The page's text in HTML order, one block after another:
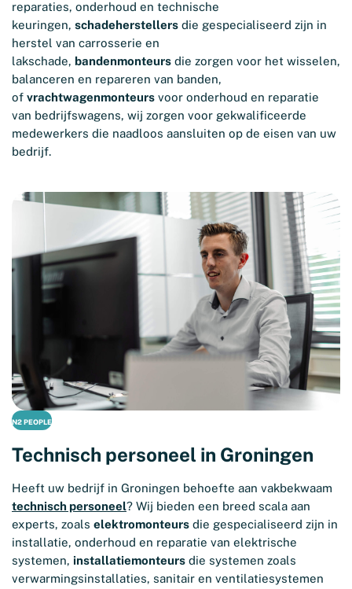
reparaties, onderhoud en technische
keuringen, schadeherstellers die gespecialiseerd zijn in
herstel van carrosserie en
lakschade, bandenmonteurs die zorgen voor het wisselen,
balanceren en repareren van banden,
of vrachtwagenmonteurs voor onderhoud en reparatie
van bedrijfswagens, wij zorgen voor gekwalificeerde
medewerkers die naadloos aansluiten op de eisen van uw
bedrijf.
N2 PEOPLE
Technisch personeel in Groningen
Heeft uw bedrijf in Groningen behoefte aan vakbekwaam
technisch personeel? Wij bieden een breed scala aan
experts, zoals elektromonteurs die gespecialiseerd zijn in
installatie, onderhoud en reparatie van elektrische
systemen, installatiemonteurs die systemen zoals
verwarmingsinstallaties, sanitair en ventilatiesystemen